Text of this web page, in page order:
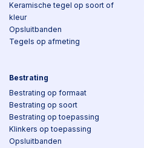
Keramische tegel op soort of
kleur
Opsluitbanden
Tegels op afmeting
Bestrating
Bestrating op formaat
Bestrating op soort
Bestrating op toepassing
Klinkers op toepassing
Opsluitbanden